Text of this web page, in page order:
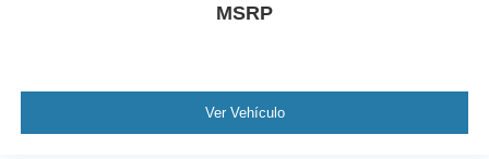
MSRP
Ver Vehículo